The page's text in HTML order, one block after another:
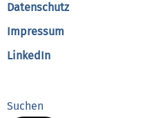
Datenschutz
Impressum
LinkedIn
Suchen